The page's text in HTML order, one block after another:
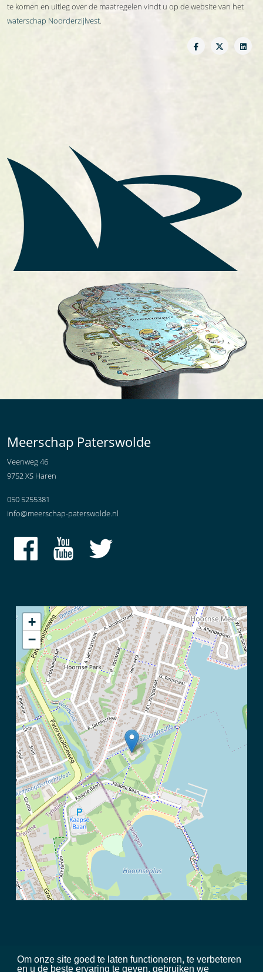
Om onze site goed te laten functioneren, te verbeteren
en u de beste ervaring te geven, gebruiken we
te komen en uitleg over de maatregelen vindt u op de website van het
waterschap Noorderzijlvest.
Meerschap Paterswolde
Veenweg 46
9752 XS Haren
050 5255381
info@meerschap-paterswolde.nl
+
−